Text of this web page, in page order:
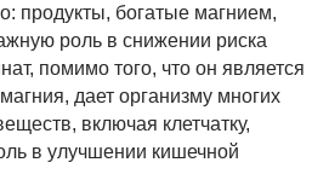
продукты, богатые магнием,
роль в снижении риска
помимо того, что он является
дает организму многих
включая клетчатку,
в улучшении кишечной